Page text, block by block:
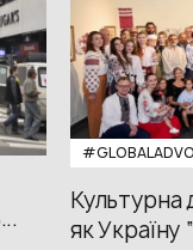
Культурна
як